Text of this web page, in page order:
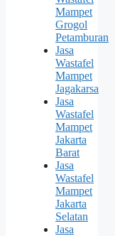
Mampet
Grogol
Petamburan
Jasa
Wastafel
Mampet
Jagakarsa
Jasa
Wastafel
Mampet
Jakarta
Barat
Jasa
Wastafel
Mampet
Jakarta
Selatan
Jasa